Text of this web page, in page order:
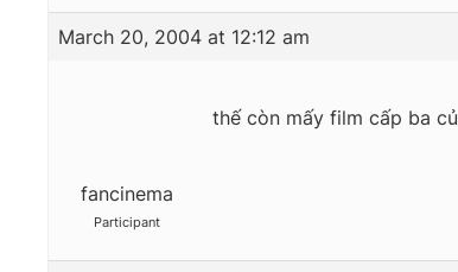
March 20, 2004 at 12:12 am
fancinema
Participant
thế còn mấy film cấp ba